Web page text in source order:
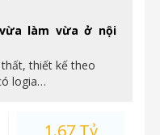
làm vừa ở nội
thiết kế theo
logia…
1.67 Tỷ